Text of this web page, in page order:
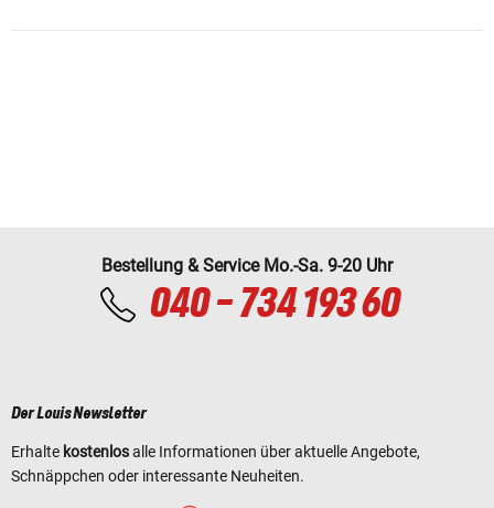
Bestellung & Service Mo.-Sa. 9-20 Uhr
040 - 734 193 60
Der Louis Newsletter
Erhalte kostenlosalle Informationen über aktuelle Angebote,
Schnäppchen oder interessante Neuheiten.